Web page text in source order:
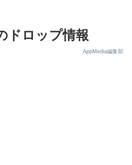
ドロップ情報
AppMedia編集部